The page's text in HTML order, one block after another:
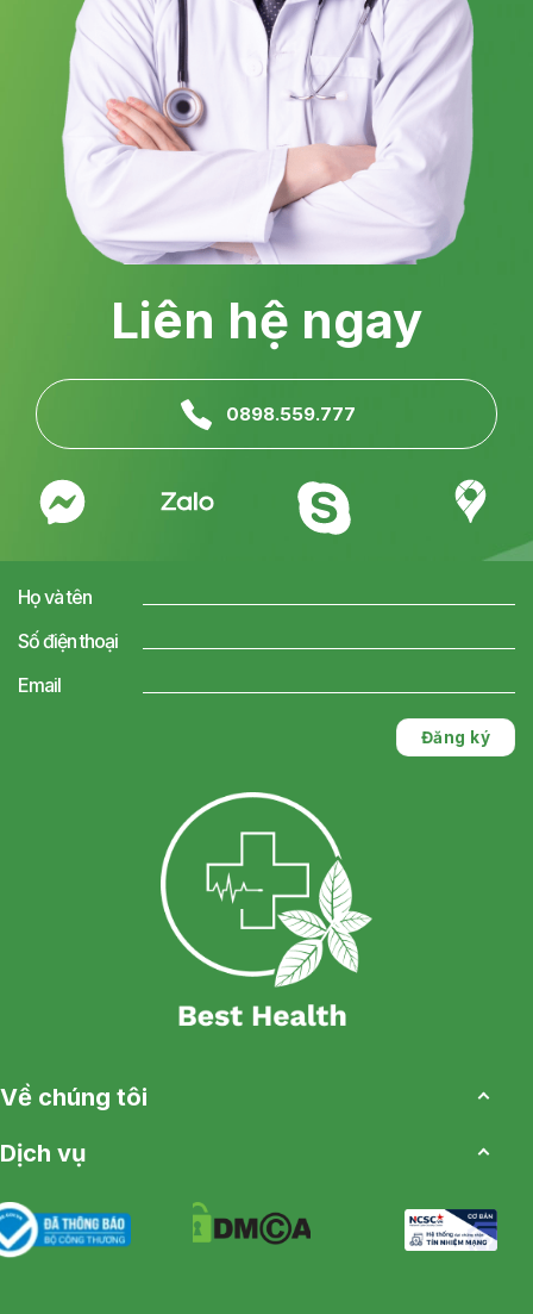
Liên hệ ngay
0898.559.777
Họ và tên
Số điện thoại
Email
Về chúng tôi
Dịch vụ